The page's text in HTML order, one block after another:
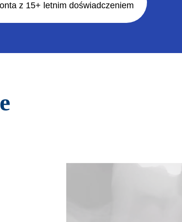
z 15+ letnim doświadczeniem